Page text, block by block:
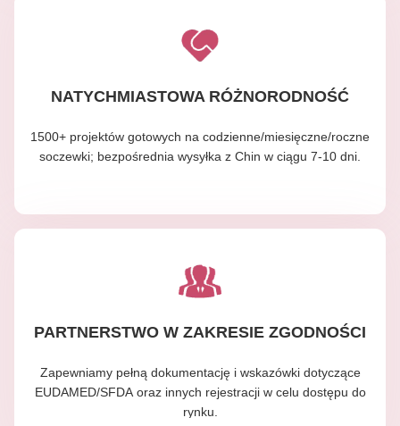
NATYCHMIASTOWA RÓŻNORODNOŚĆ
1500+ projektów gotowych na codzienne/miesięczne/roczne
soczewki; bezpośrednia wysyłka z Chin w ciągu 7-10 dni.
PARTNERSTWO W ZAKRESIE ZGODNOŚCI
Zapewniamy pełną dokumentację i wskazówki dotyczące
EUDAMED/SFDA oraz innych rejestracji w celu dostępu do
rynku.